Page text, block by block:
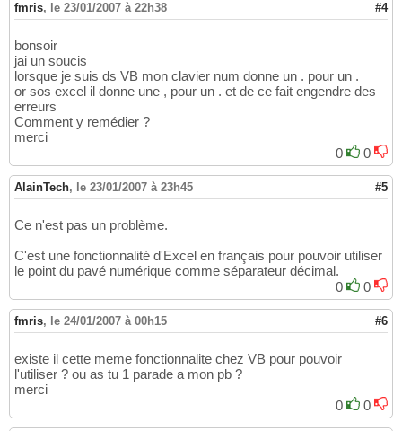
fmris, le 23/01/2007 à 22h38 #4
bonsoir
jai un soucis
lorsque je suis ds VB mon clavier num donne un . pour un .
or sos excel il donne une , pour un . et de ce fait engendre des
erreurs
Comment y remédier ?
merci
0
0
AlainTech, le 23/01/2007 à 23h45 #5
Ce n'est pas un problème.
C'est une fonctionnalité d'Excel en français pour pouvoir utiliser
le point du pavé numérique comme séparateur décimal.
0
0
fmris, le 24/01/2007 à 00h15 #6
existe il cette meme fonctionnalite chez VB pour pouvoir
l'utiliser ? ou as tu 1 parade a mon pb ?
merci
0
0